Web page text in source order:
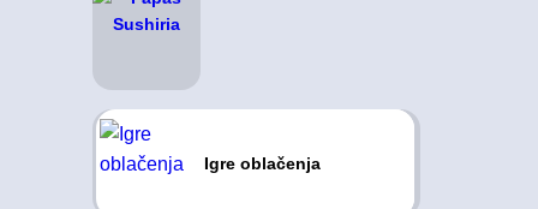
Igre oblačenja